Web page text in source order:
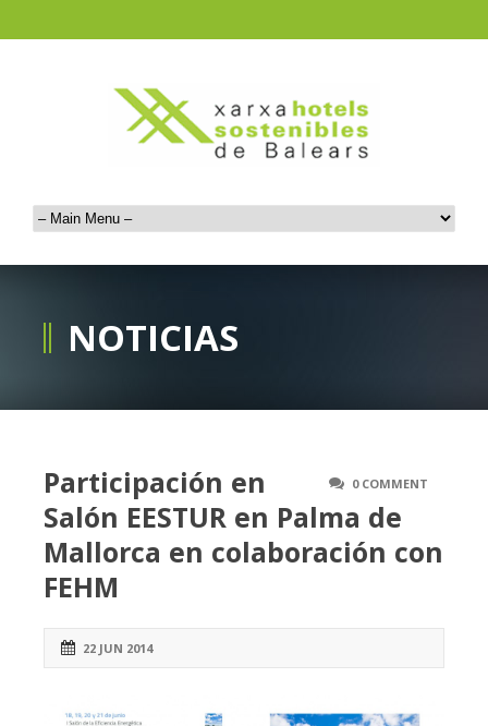
NOTICIAS
0 COMMENT
Participación en
Salón EESTUR en Palma de
Mallorca en colaboración con
FEHM
22 JUN 2014